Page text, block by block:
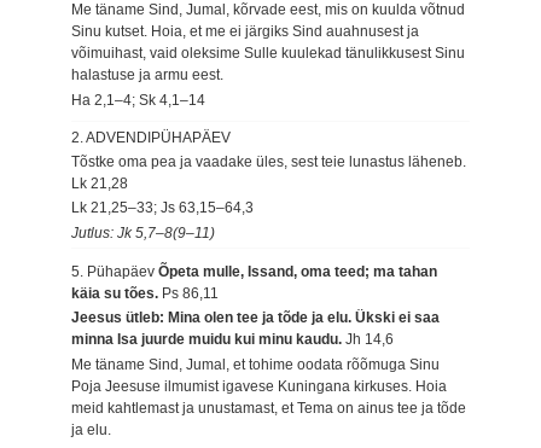
Me täname Sind, Jumal, kõrvade eest, mis on kuulda võtnud
Sinu kutset. Hoia, et me ei järgiks Sind auahnusest ja
võimuihast, vaid oleksime Sulle kuulekad tänulikkusest Sinu
halastuse ja armu eest.
Ha 2,1–4; Sk 4,1–14
2. ADVENDIPÜHAPÄEV
Tõstke oma pea ja vaadake üles, sest teie lunastus läheneb.
Lk 21,28
Lk 21,25–33; Js 63,15–64,3
Jutlus: Jk 5,7–8(9–11)
5. PühapäevÕpeta mulle, Issand, oma teed; ma tahan
käia su tões. Ps 86,11
Jeesus ütleb: Mina olen tee ja tõde ja elu. Ükski ei saa
minna Isa juurde muidu kui minu kaudu.Jh 14,6
Me täname Sind, Jumal, et tohime oodata rõõmuga Sinu
Poja Jeesuse ilmumist igavese Kuningana kirkuses. Hoia
meid kahtlemast ja unustamast, et Tema on ainus tee ja tõde
ja elu.